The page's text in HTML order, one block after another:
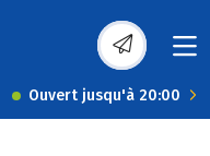
Ouvert jusqu'à 20:00